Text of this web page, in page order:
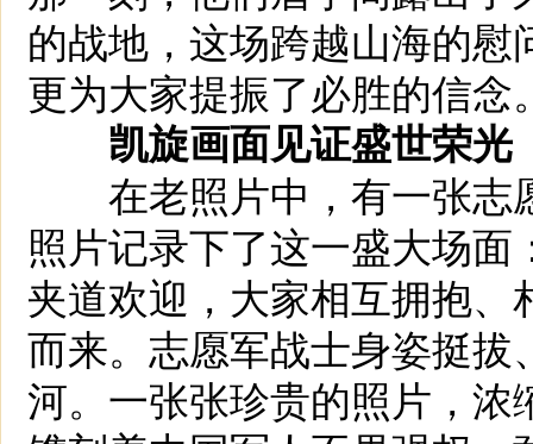
的战地，这场跨越山海的
更为大家提振了必胜的信念
凯旋画面见证盛世荣光
在老照片中，有一张志
照片记录下了这一盛大场
夹道欢迎，大家相互拥抱
而来。志愿军战士身姿挺
河。一张张珍贵的照片，